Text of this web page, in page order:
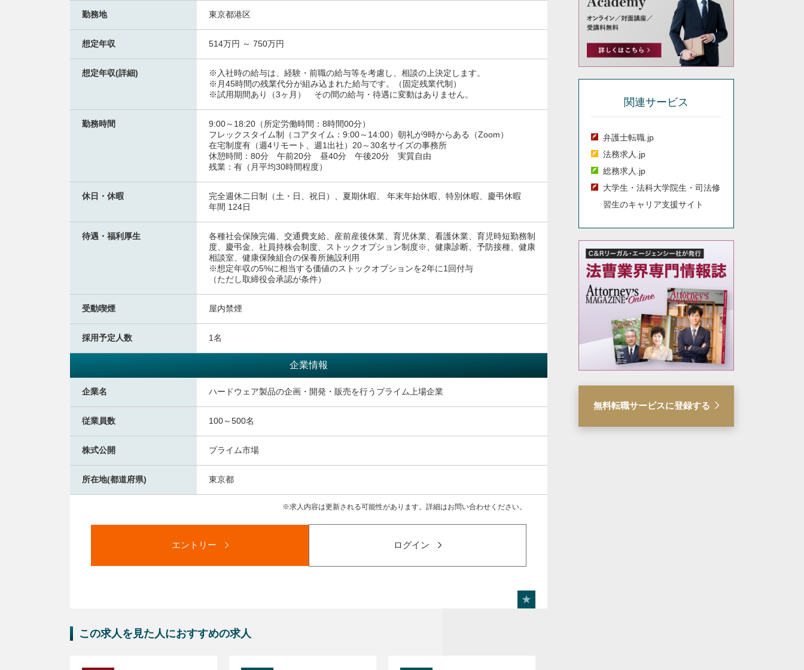
勤務地 東京都港区
想定年収 514万円 ～ 750万円
想定年収(詳細)
※入社時の給与は、経験・前職の給与等を考慮し、相談の上決定します。
※月45時間の残業代分が組み込まれた給与です。（固定残業代制）
※試用期間あり（3ヶ月） その間の給与・待遇に変動はありません。
勤務時間
9:00～18:20（所定労働時間：8時間00分）
フレックスタイム制（コアタイム：9:00～14:00）朝礼が9時からある（Zoom）
在宅制度有（週4リモート、週1出社）20～30名サイズの事務所
休憩時間：80分 午前20分 昼40分 午後20分 実質自由
残業：有（月平均30時間程度）
休日・休暇
完全週休二日制（土・日、祝日）、夏期休暇、 年末年始休暇、特別休暇、慶弔休暇
年間 124日
待遇・福利厚生
各種社会保険完備、交通費支給、産前産後休業、育児休業、看護休業、育児時短勤務制
度、慶弔金、社員持株会制度、ストックオプション制度※、健康診断、予防接種、健康
相談室、健康保険組合の保養所施設利用
※想定年収の5%に相当する価値のストックオプションを2年に1回付与
（ただし取締役会承認が条件）
受動喫煙 屋内禁煙
採用予定人数 1名
企業情報
企業名 ハードウェア製品の企画・開発・販売を行うプライム上場企業
従業員数 100～500名
株式公開 プライム市場
所在地(都道府県) 東京都
求人内容は更新される可能性があります。詳細はお問い合わせください。
エントリー ログイン
この求人を見た人におすすめの求人
関連サービス
弁護士転職.jp
法務求人.jp
総務求人.jp
大学生・法科大学院生・司法修
習生のキャリア支援サイト
無料転職サービスに登録する